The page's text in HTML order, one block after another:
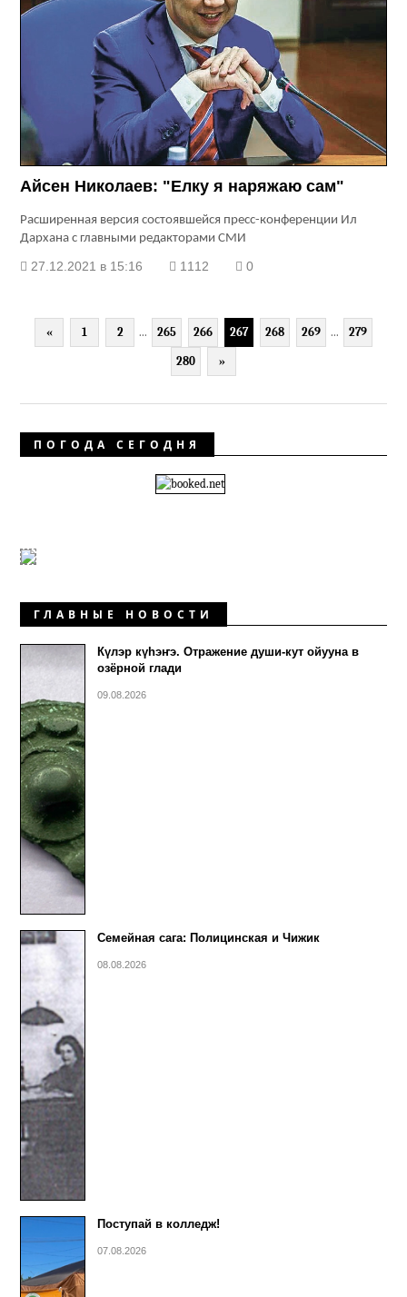
Айсен Николаев: "Елку я наряжаю сам"
Расширенная версия состоявшейся пресс-конференции Ил
Дархана с главными редакторами СМИ
27.12.2021 в 15:16 1112 0
« 1 2 ... 265 266 267 268 269 ... 279
280 »
ПОГОДА СЕГОДНЯ
ГЛАВНЫЕ НОВОСТИ
Күлэр күhэҥэ. Отражение души-кут ойууна в
озёрной глади
09.08.2026
Семейная сага: Полицинская и Чижик
08.08.2026
Поступай в колледж!
07.08.2026